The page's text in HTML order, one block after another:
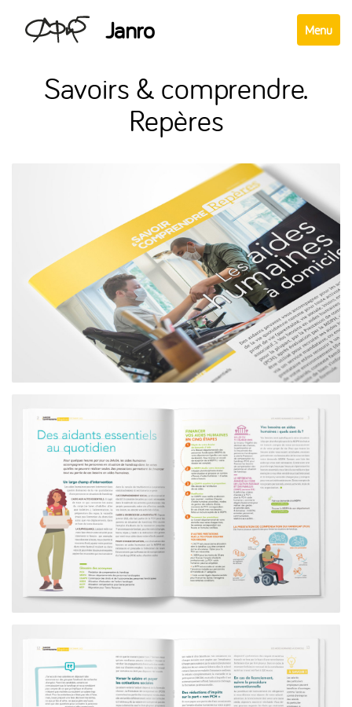
Afficher
le
Menu
Janro
Savoirs & comprendre.
Repères